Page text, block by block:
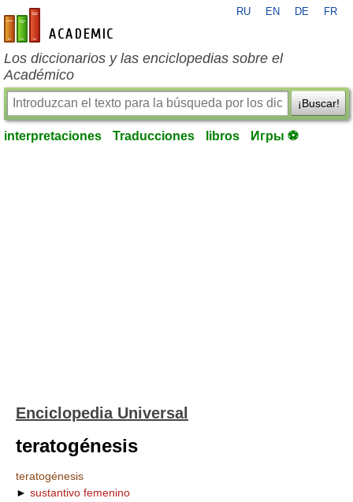
es-academic.com
RU EN DE FR
Los diccionarios y las enciclopedias sobre el
Académico
¡Buscar!
interpretaciones Traducciones libros Игры ⚽
Enciclopedia Universal
teratogénesis
teratogénesis
► sustantivo femenino